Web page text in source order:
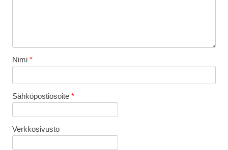
Nimi *
Sähköpostiosoite *
Verkkosivusto